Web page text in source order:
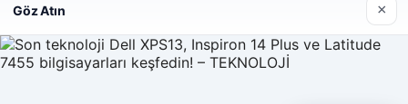
Son Eklenen Firmalar
Göz Atın ×